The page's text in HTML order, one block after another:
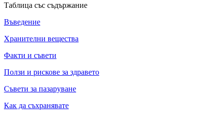
Таблица със съдържание
Въведение
Хранителни вещества
Факти и съвети
Ползи и рискове за здравето
Съвети за пазаруване
Как да съхранявате